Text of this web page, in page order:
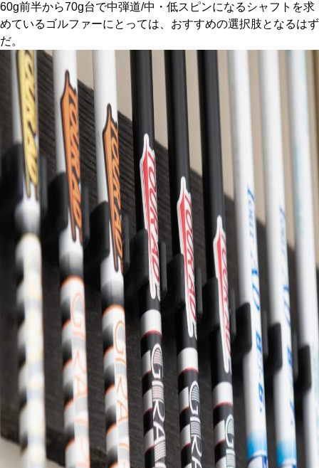
60g前半から70g台で中弾道/中・低スピンになるシャフトを求
めているゴルファーにとっては、おすすめの選択肢となるはず
だ。